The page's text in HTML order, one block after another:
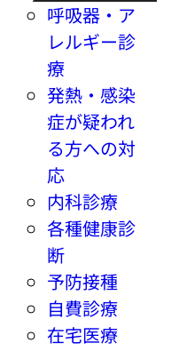
呼吸器・ア
レルギー診
療
発熱・感染
症が疑われ
る方への対
応
内科診療
各種健康診
断
予防接種
自費診療
在宅医療